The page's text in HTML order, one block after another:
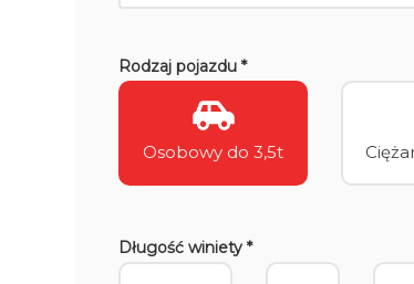
Rodzaj pojazdu *
Osobowy do 3,5t
Długość winiety *